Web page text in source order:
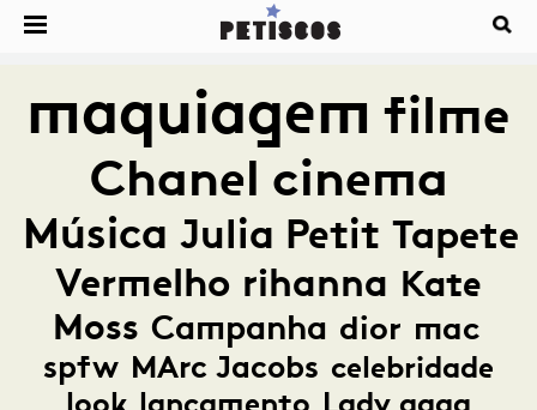
maquiagem filme
Chanel cinema
Música Julia Petit Tapete
Vermelho rihanna Kate
Moss Campanha dior mac
spfw MArc Jacobs celebridade